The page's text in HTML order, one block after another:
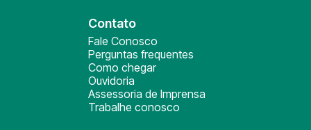
Contato
Fale Conosco
Perguntas frequentes
Como chegar
Ouvidoria
Assessoria de Imprensa
Trabalhe conosco